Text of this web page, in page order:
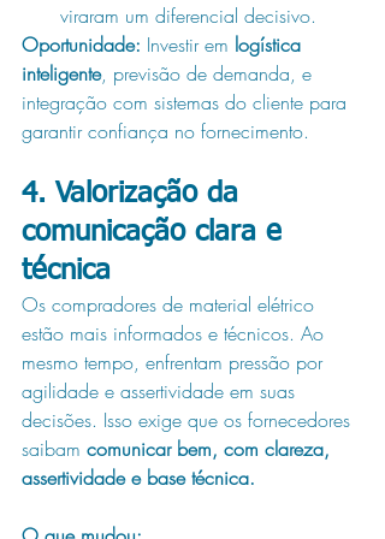
viraram um diferencial decisivo.
Oportunidade: Investir em logística
inteligente, previsão de demanda, e
integração com sistemas do cliente para
garantir confiança no fornecimento.
4. Valorização da
comunicação clara e
técnica
Os compradores de material elétrico
estão mais informados e técnicos. Ao
mesmo tempo, enfrentam pressão por
agilidade e assertividade em suas
decisões. Isso exige que os fornecedores
saibam comunicar bem, com clareza,
assertividade e base técnica.